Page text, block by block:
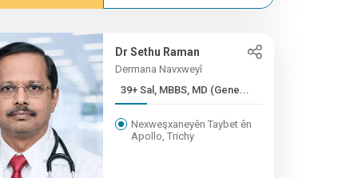
Dr Sethu Raman
Dermana Navxweyî
39+ Sal, MBBS, MD (Gene...
Nexweşxaneyên Taybet ên
Apollo, Trichy